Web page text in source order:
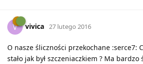
V vivica 27 lutego 2016
O nasze śliczności przekochane :serce7:
stało jak był szczeniaczkiem ? Ma bardzo